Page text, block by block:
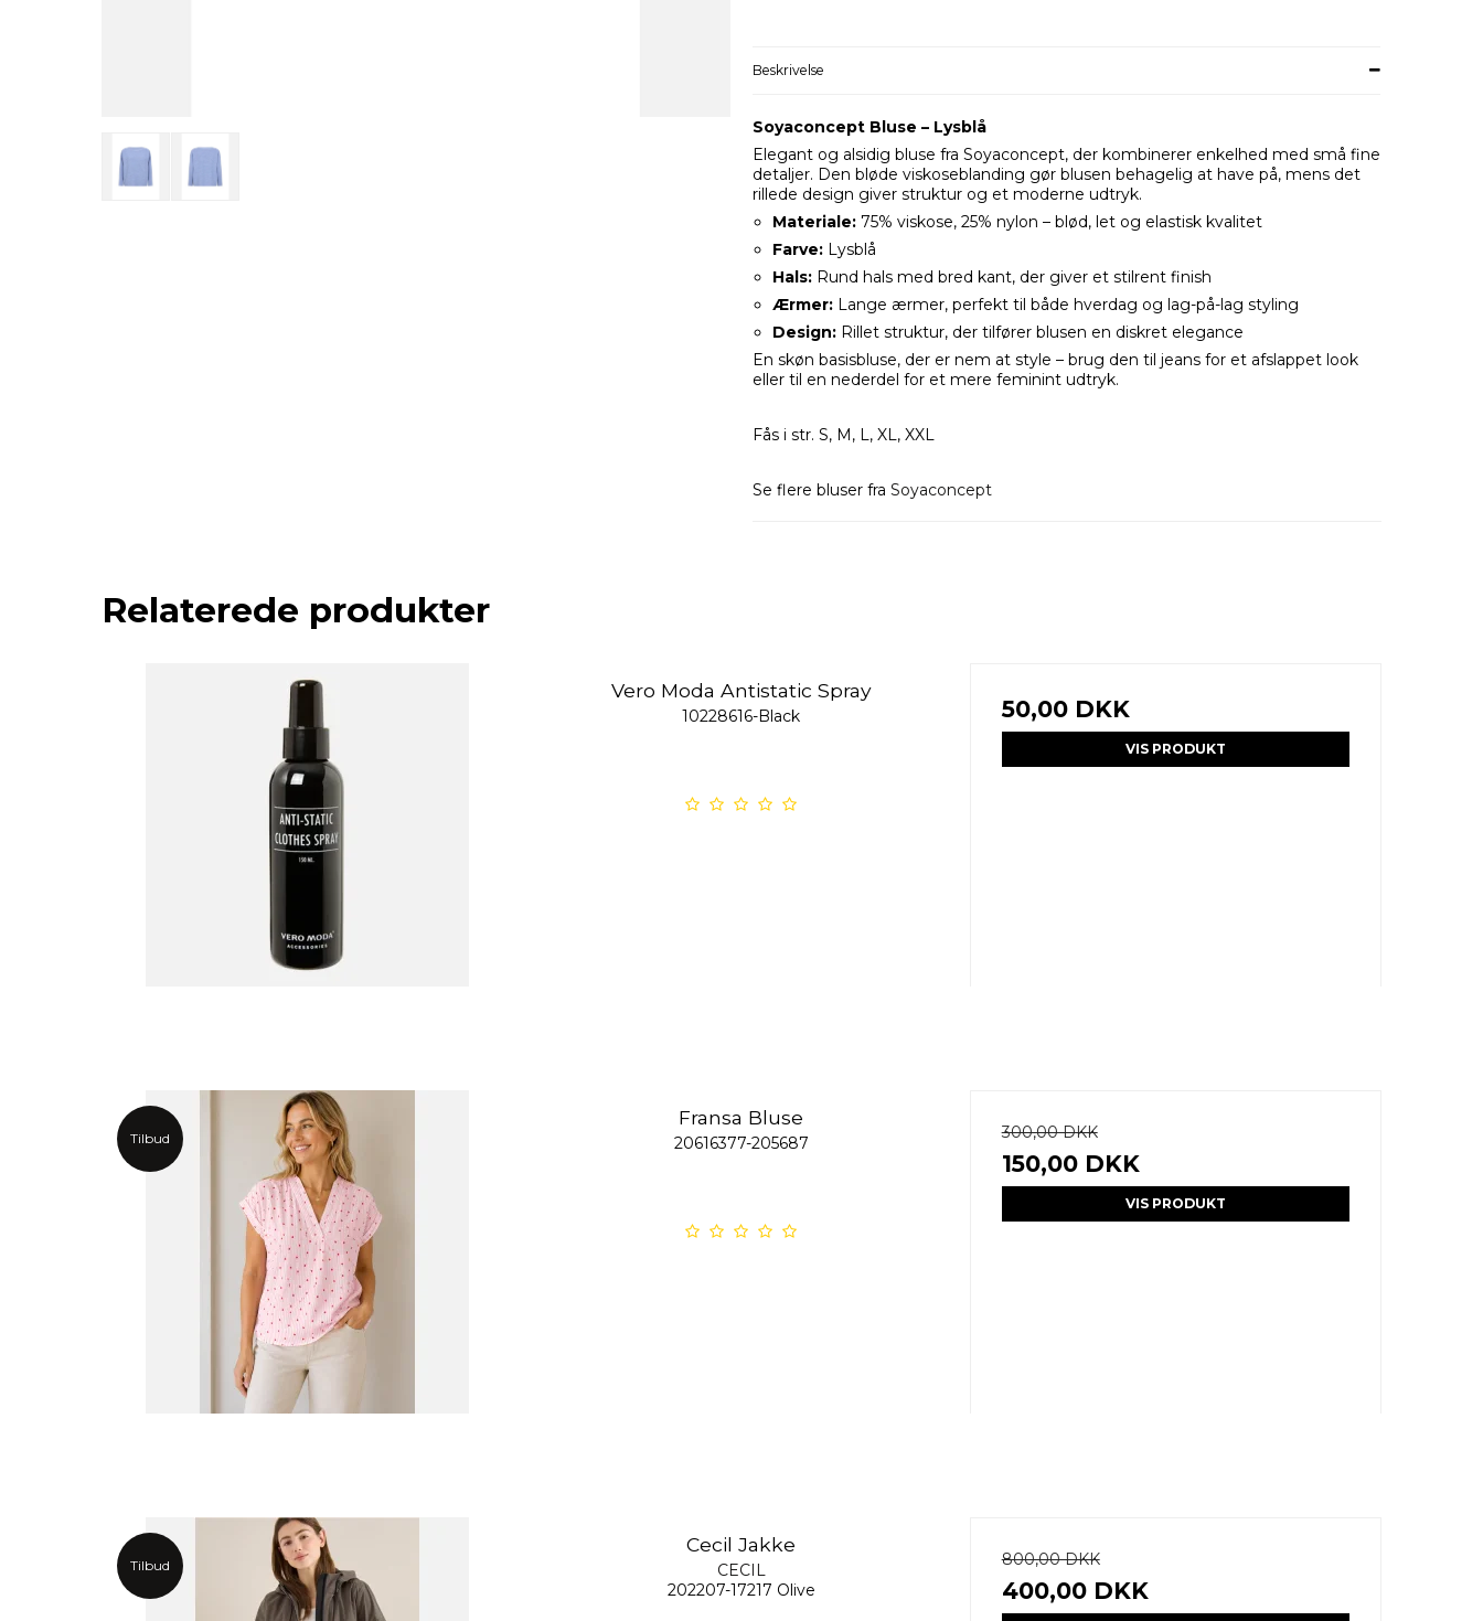
Beskrivelse
Soyaconcept Bluse – Lysblå
Elegant og alsidig bluse fra Soyaconcept, der kombinerer enkelhed med små fine
detaljer. Den bløde viskoseblanding gør blusen behagelig at have på, mens det
rillede design giver struktur og et moderne udtryk.
Materiale:75% viskose, 25% nylon – blød, let og elastisk kvalitet
Farve:Lysblå
Hals:Rund hals med bred kant, der giver et stilrent finish
Ærmer:Lange ærmer, perfekt til både hverdag og lag-på-lag styling
Design:Rillet struktur, der tilfører blusen en diskret elegance
En skøn basisbluse, der er nem at style – brug den til jeans for et afslappet look
eller til en nederdel for et mere feminint udtryk.
Fås i str. S, M, L, XL, XXL
Se flere bluser fra Soyaconcept
Relaterede produkter
Vero Moda Antistatic Spray
10228616-Black 50,00 DKK
VIS PRODUKT
Tilbud
Fransa Bluse
20616377-205687
300,00 DKK
150,00 DKK
VIS PRODUKT
Tilbud
Cecil Jakke
CECIL
202207-17217 Olive
800,00 DKK
400,00 DKK